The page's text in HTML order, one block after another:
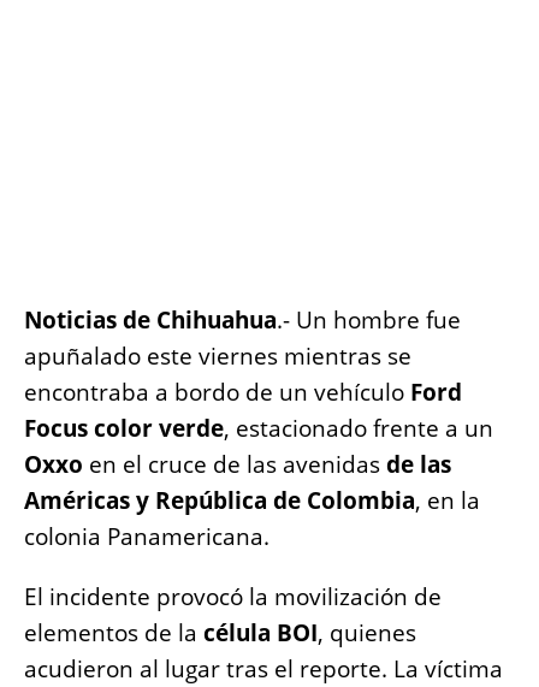
Noticias de Chihuahua.- Un hombre fue
apuñalado este viernes mientras se
encontraba a bordo de un vehículo Ford
Focus color verde, estacionado frente a un
Oxxo en el cruce de las avenidasde las
Américas y República de Colombia, en la
colonia Panamericana.
El incidente provocó la movilización de
elementos de la célula BOI, quienes
acudieron al lugar tras el reporte. La víctima